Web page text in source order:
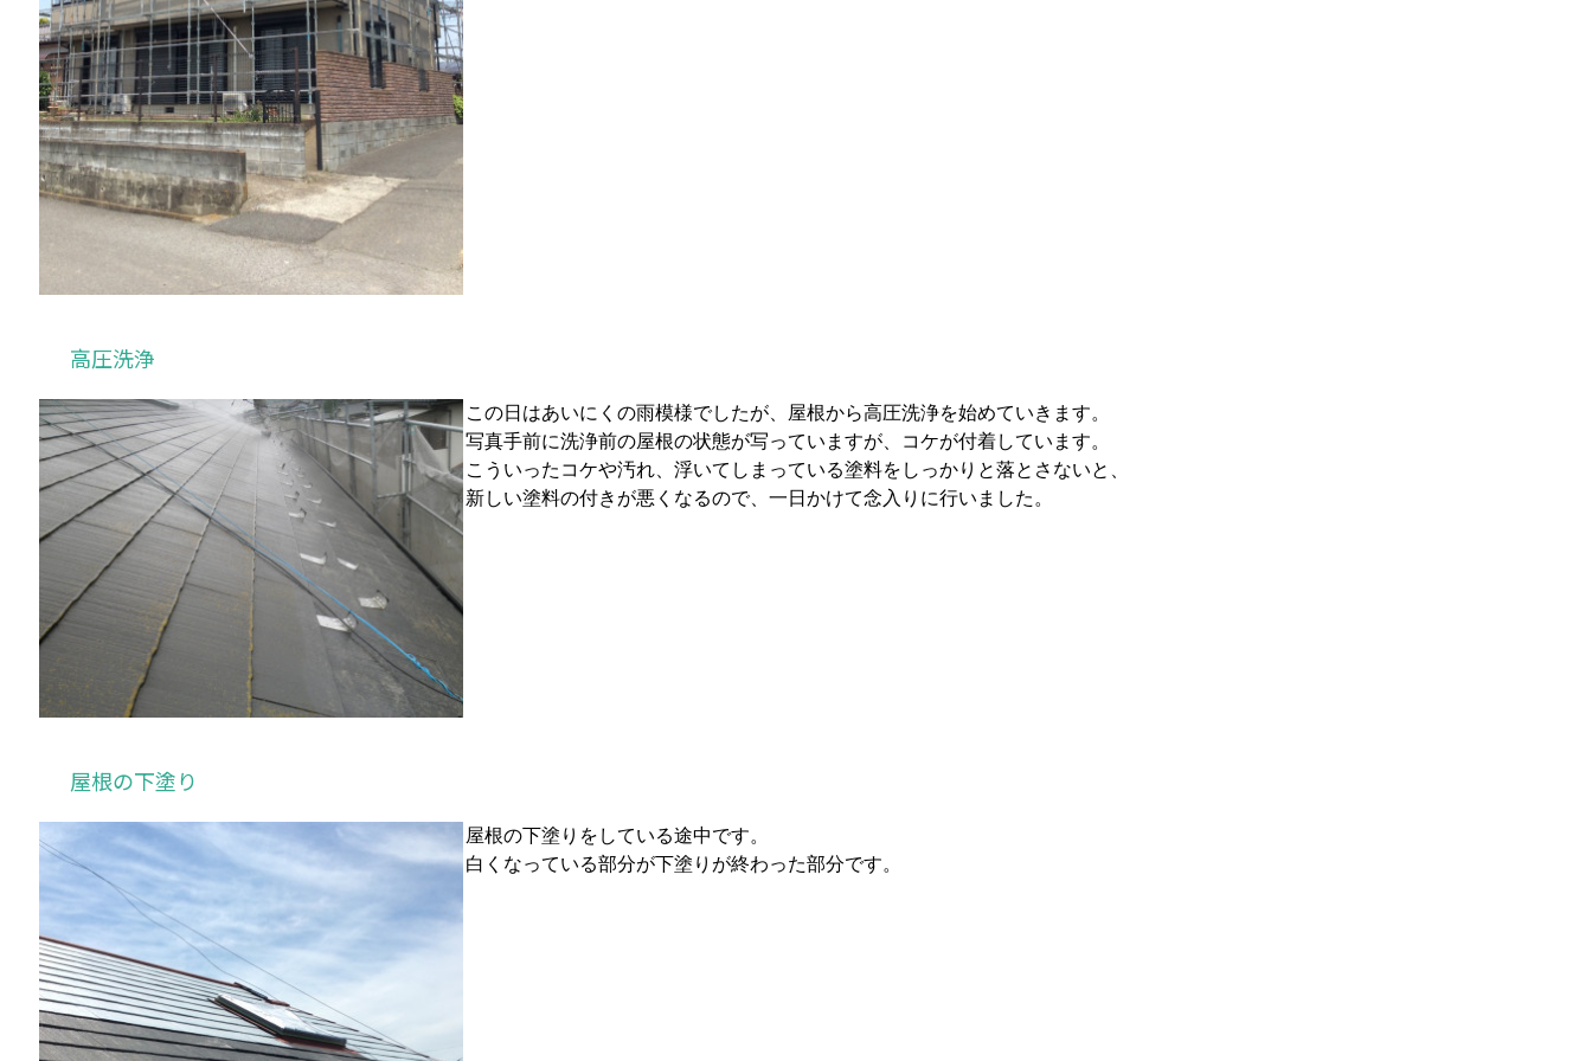
高圧洗浄
この日はあいにくの雨模様でしたが、屋根から高圧洗浄を始めていきます。
写真手前に洗浄前の屋根の状態が写っていますが、コケが付着しています。
こういったコケや汚れ、浮いてしまっている塗料をしっかりと落とさないと、
新しい塗料の付きが悪くなるので、一日かけて念入りに行いました。
屋根の下塗り
屋根の下塗りをしている途中です。
白くなっている部分が下塗りが終わった部分です。